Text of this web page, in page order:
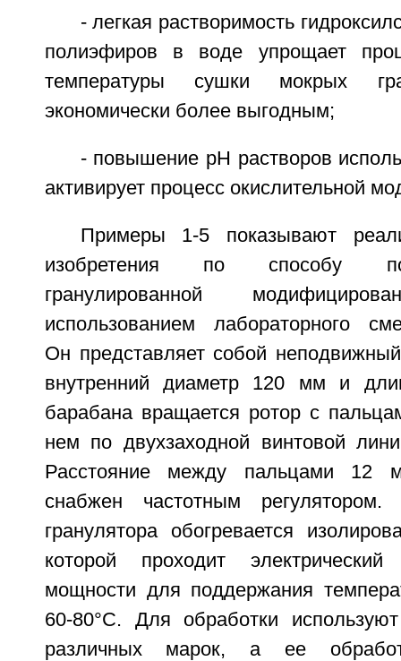
- легкая растворимость
полиэфиров в воде упрощает
температуры сушки мокрых
экономически более выгодным;
- повышение pH растворов
активирует процесс окислительной
Примеры 1-5 показывают
изобретения по способу
гранулированной
использованием лабораторного
Он представляет собой
внутренний диаметр 120 мм и
барабана вращается ротор с
нем по двухзаходной винтовой
Расстояние между пальцами 12
снабжен частотным регулятором.
гранулятора обогревается
которой проходит
мощности для поддержания
60-80°C. Для обработки
различных марок, а ее